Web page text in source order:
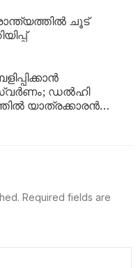
ചൂട്
ഡൽഹി
യാത്രക്കാരൻ
Required fields are